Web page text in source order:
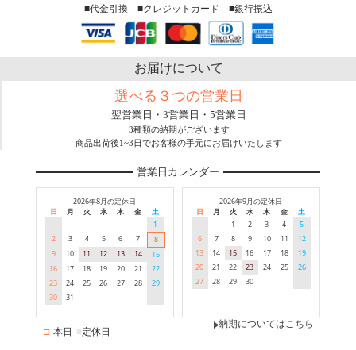
■代金引換 ■クレジットカード ■銀行振込
お届けについて
選べる３つの営業日
翌営業日・3営業日・5営業日
3種類の納期がございます
商品出荷後1~3日でお客様の手元にお届けいたします
営業日カレンダー
2026年8月の定休日
日
月 火 水 木 金
土
1
2
3 4 5 6 7
8
9
10 11 12 13 14
15
16
17 18 19 20 21
22
23
24 25 26 27 28
29
30
31
2026年9月の定休日
日
月 火 水 木 金
土
1
2 3 4
5
6
7 8 9 10 11
12
13
14 15 16 17 18
19
20
21 22 23 24 25
26
27
28 29 30
□ 本日 ■定休日
納期についてはこちら